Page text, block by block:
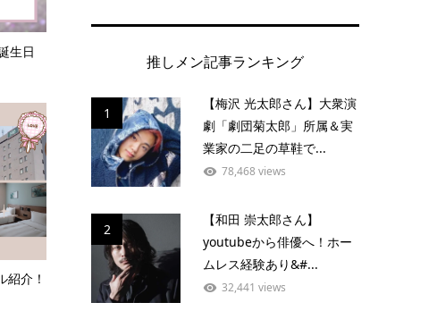
生日
紹介！
推しメン記事ランキング
1
【梅沢 光太郎さん】大衆演
劇「劇団菊太郎」所属＆実
業家の二足の草鞋で...
78,468 views
2
【和田 崇太郎さん】
youtubeから俳優へ！ホー
ムレス経験あり&#...
32,441 views